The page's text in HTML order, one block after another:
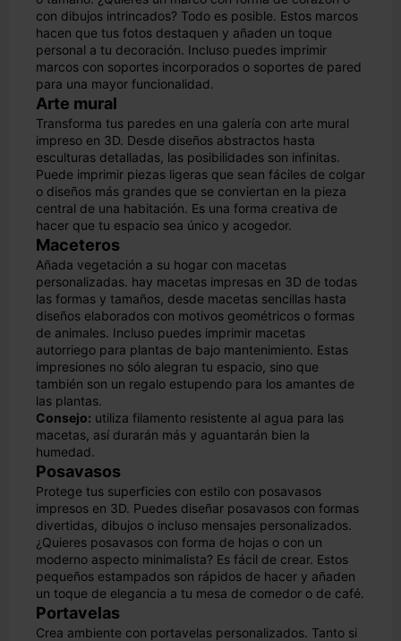
con dibujos intrincados? Todo es posible. Estos marcos
hacen que tus fotos destaquen y añaden un toque
personal a tu decoración. Incluso puedes imprimir
marcos con soportes incorporados o soportes de pared
para una mayor funcionalidad.
Arte mural
Transforma tus paredes en una galería con arte mural
impreso en 3D. Desde diseños abstractos hasta
esculturas detalladas, las posibilidades son infinitas.
Puede imprimir piezas ligeras que sean fáciles de colgar
o diseños más grandes que se conviertan en la pieza
central de una habitación. Es una forma creativa de
hacer que tu espacio sea único y acogedor.
Maceteros
Añada vegetación a su hogar con macetas
personalizadas. hay macetas impresas en 3D de todas
las formas y tamaños, desde macetas sencillas hasta
diseños elaborados con motivos geométricos o formas
de animales. Incluso puedes imprimir macetas
autorriego para plantas de bajo mantenimiento. Estas
impresiones no sólo alegran tu espacio, sino que
también son un regalo estupendo para los amantes de
las plantas.
Consejo: utiliza filamento resistente al agua para las
macetas, así durarán más y aguantarán bien la
humedad.
Posavasos
Protege tus superficies con estilo con posavasos
impresos en 3D. Puedes diseñar posavasos con formas
divertidas, dibujos o incluso mensajes personalizados.
¿Quieres posavasos con forma de hojas o con un
moderno aspecto minimalista? Es fácil de crear. Estos
pequeños estampados son rápidos de hacer y añaden
un toque de elegancia a tu mesa de comedor o de café.
Portavelas
Crea ambiente con portavelas personalizados. Tanto si